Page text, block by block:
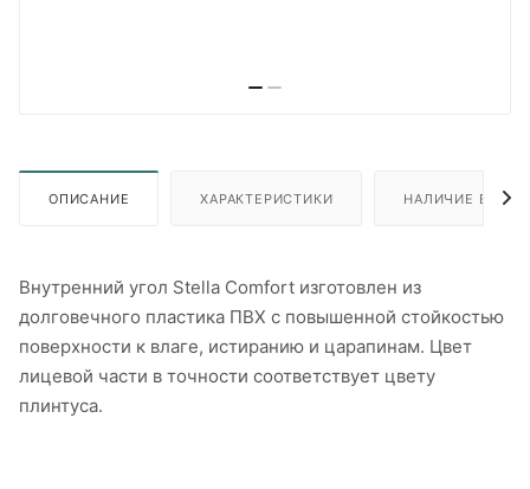
ОПИСАНИЕ ХАРАКТЕРИСТИКИ НАЛИЧИЕ В
Внутренний угол Stella Comfort изготовлен из
долговечного пластика ПВХ с повышенной стойкостью
поверхности к влаге, истиранию и царапинам. Цвет
лицевой части в точности соответствует цвету
плинтуса.